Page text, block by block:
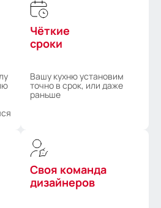
Чёткие
сроки
Вашу кухню установим
точно в срок, или даже
раньше
Своя команда
дизайнеров